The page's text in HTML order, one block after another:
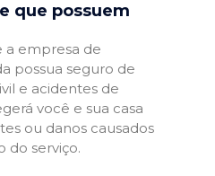
que possuem
a empresa de
possua seguro de
e acidentes de
você e sua casa
ou danos causados
do serviço.